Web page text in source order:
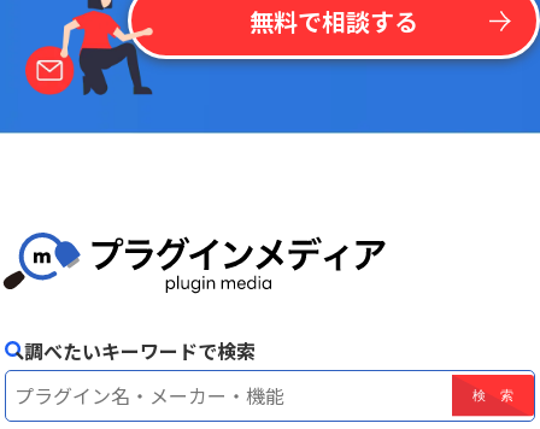
無料で相談する
調べたいキーワードで検索